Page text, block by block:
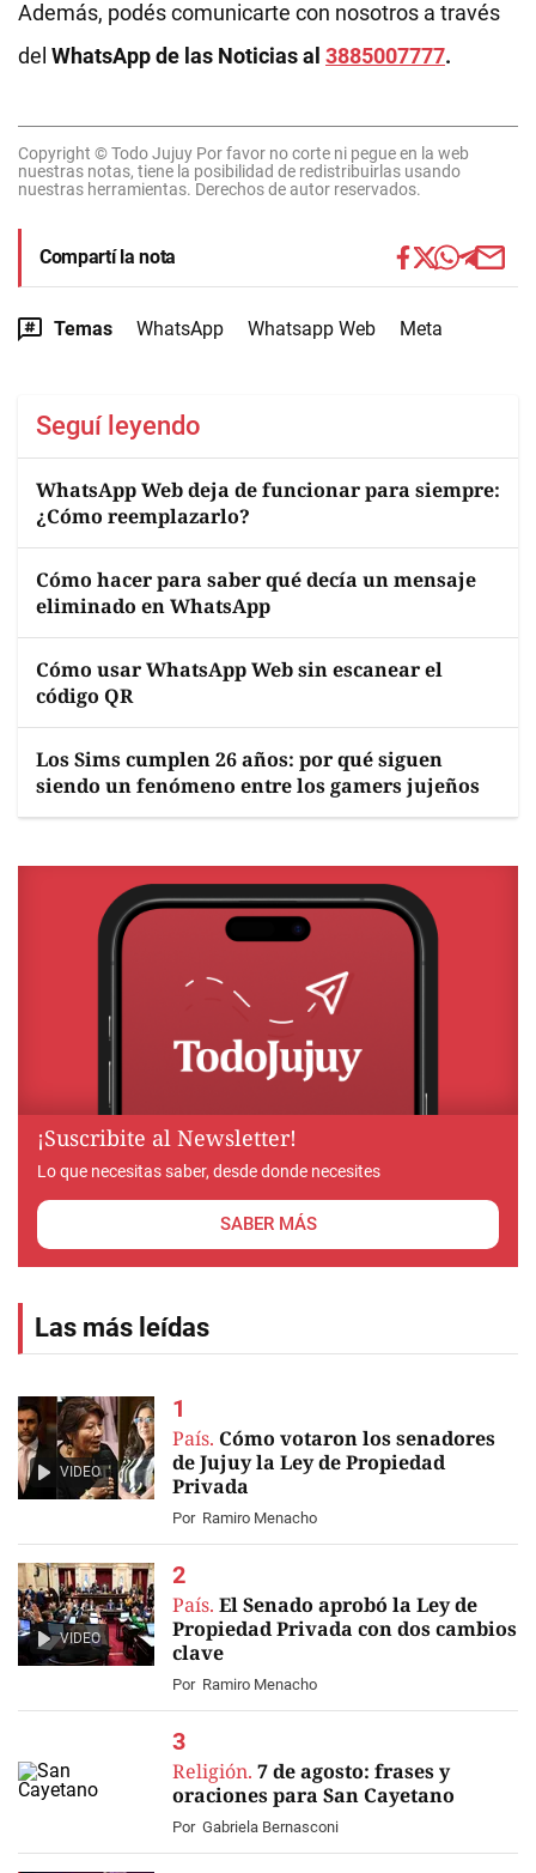
Además, podés comunicarte con nosotros a través
del WhatsApp de las Noticias al 3885007777.
Copyright © Todo Jujuy Por favor no corte ni pegue en la web
nuestras notas, tiene la posibilidad de redistribuirlas usando
nuestras herramientas. Derechos de autor reservados.
Compartí la nota
Temas WhatsApp Whatsapp Web Meta
Seguí leyendo
WhatsApp Web deja de funcionar para siempre:
¿Cómo reemplazarlo?
Cómo hacer para saber qué decía un mensaje
eliminado en WhatsApp
Cómo usar WhatsApp Web sin escanear el
código QR
Los Sims cumplen 26 años: por qué siguen
siendo un fenómeno entre los gamers jujeños
¡Suscribite al Newsletter!
Lo que necesitas saber, desde donde necesites
SABER MÁS
Las más leídas
VIDEO
País. Cómo votaron los senadores
de Jujuy la Ley de Propiedad
Privada
Por Ramiro Menacho
VIDEO
País. El Senado aprobó la Ley de
Propiedad Privada con dos cambios
clave
Por Ramiro Menacho
Religión. 7 de agosto: frases y
oraciones para San Cayetano
Por Gabriela Bernasconi